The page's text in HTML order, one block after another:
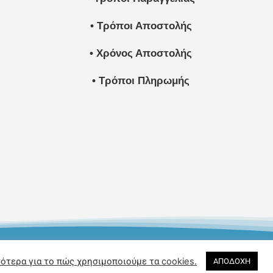
• Τρόποι Αποστολής
• Χρόνος Αποστολής
• Τρόποι Πληρωμής
για το πώς χρησιμοποιούμε τα cookies. ΑΠΟΔΟΧΗ